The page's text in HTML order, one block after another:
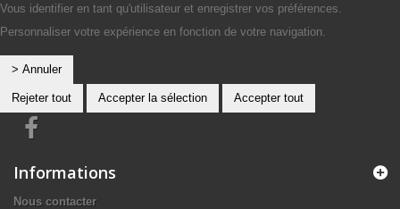
Vous identifier en tant qu'utilisateur et enregistrer vos préférences.
Personnaliser votre expérience en fonction de votre navigation.
> Annuler
Rejeter tout Accepter la sélection Accepter tout
Informations
Nous contacter